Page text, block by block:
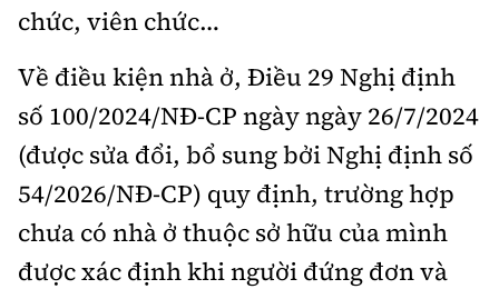
chức, viên chức…
Về điều kiện nhà ở, Điều 29 Nghị định
số 100/2024/NĐ-CP ngày ngày 26/7/2024
(được sửa đổi, bổ sung bởi Nghị định số
54/2026/NĐ-CP) quy định, trường hợp
chưa có nhà ở thuộc sở hữu của mình
được xác định khi người đứng đơn và